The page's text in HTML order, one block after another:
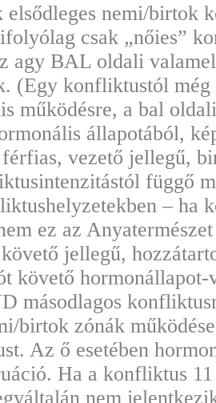
elsődleges nemi/birtok
csak „nőies”
agy BAL oldali
(Egy konfliktustól
működésre, a bal
állapotából,
vezető jellegű,
függő
– ha
ez az
jellegű,
követő
másodlagos
birtok zónák
Az ő esetében
Ha a konfliktus
nem